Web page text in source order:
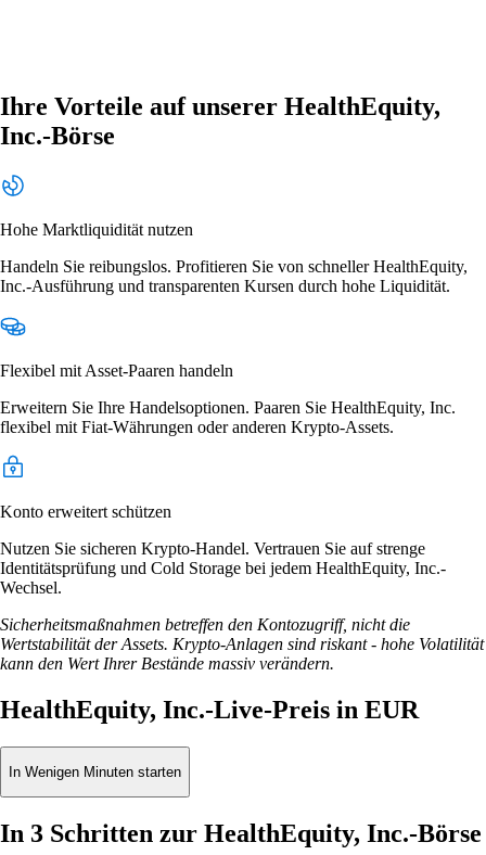
Ihre Vorteile auf unserer HealthEquity,
Inc.-Börse
Hohe Marktliquidität nutzen
Handeln Sie reibungslos. Profitieren Sie von schneller HealthEquity,
Inc.-Ausführung und transparenten Kursen durch hohe Liquidität.
Flexibel mit Asset-Paaren handeln
Erweitern Sie Ihre Handelsoptionen. Paaren Sie HealthEquity, Inc.
flexibel mit Fiat-Währungen oder anderen Krypto-Assets.
Konto erweitert schützen
Nutzen Sie sicheren Krypto-Handel. Vertrauen Sie auf strenge
Identitätsprüfung und Cold Storage bei jedem HealthEquity, Inc.-
Wechsel.
Sicherheitsmaßnahmen betreffen den Kontozugriff, nicht die
Wertstabilität der Assets. Krypto-Anlagen sind riskant - hohe Volatilität
kann den Wert Ihrer Bestände massiv verändern.
HealthEquity, Inc.-Live-Preis in EUR
In Wenigen Minuten starten
In 3 Schritten zur HealthEquity, Inc.-Börse